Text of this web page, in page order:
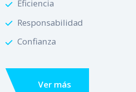
Eficiencia
Responsabilidad
Confianza
Ver más